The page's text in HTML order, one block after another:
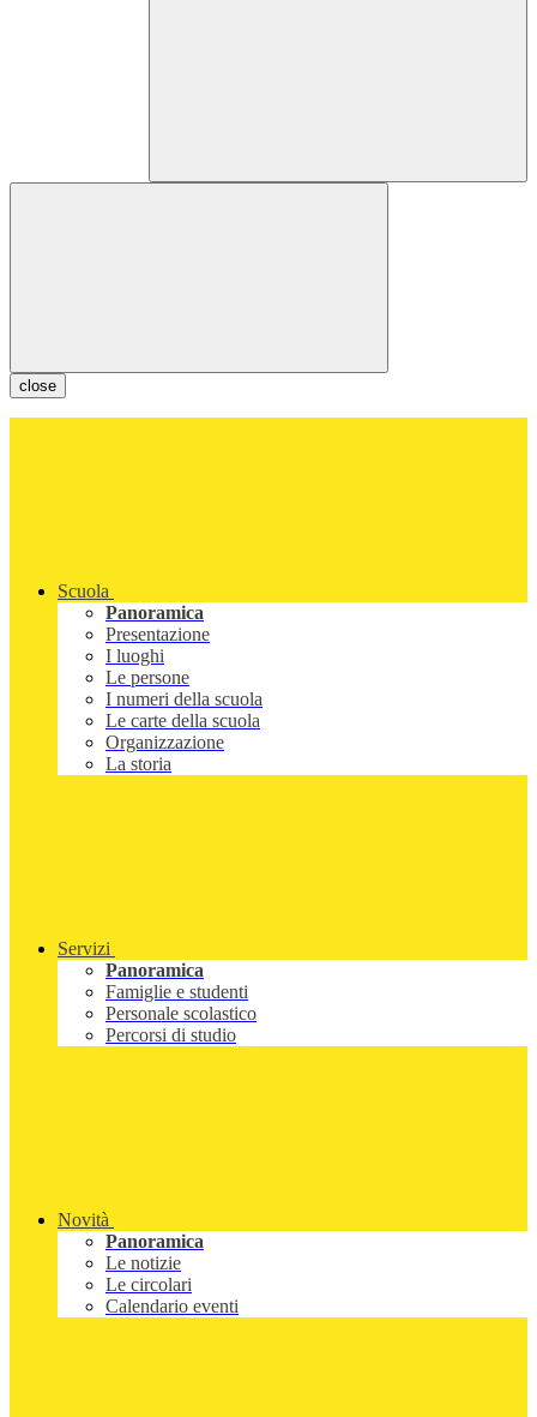
close
Scuola
Panoramica
Presentazione
I luoghi
Le persone
I numeri della scuola
Le carte della scuola
Organizzazione
La storia
Servizi
Panoramica
Famiglie e studenti
Personale scolastico
Percorsi di studio
Novità
Panoramica
Le notizie
Le circolari
Calendario eventi